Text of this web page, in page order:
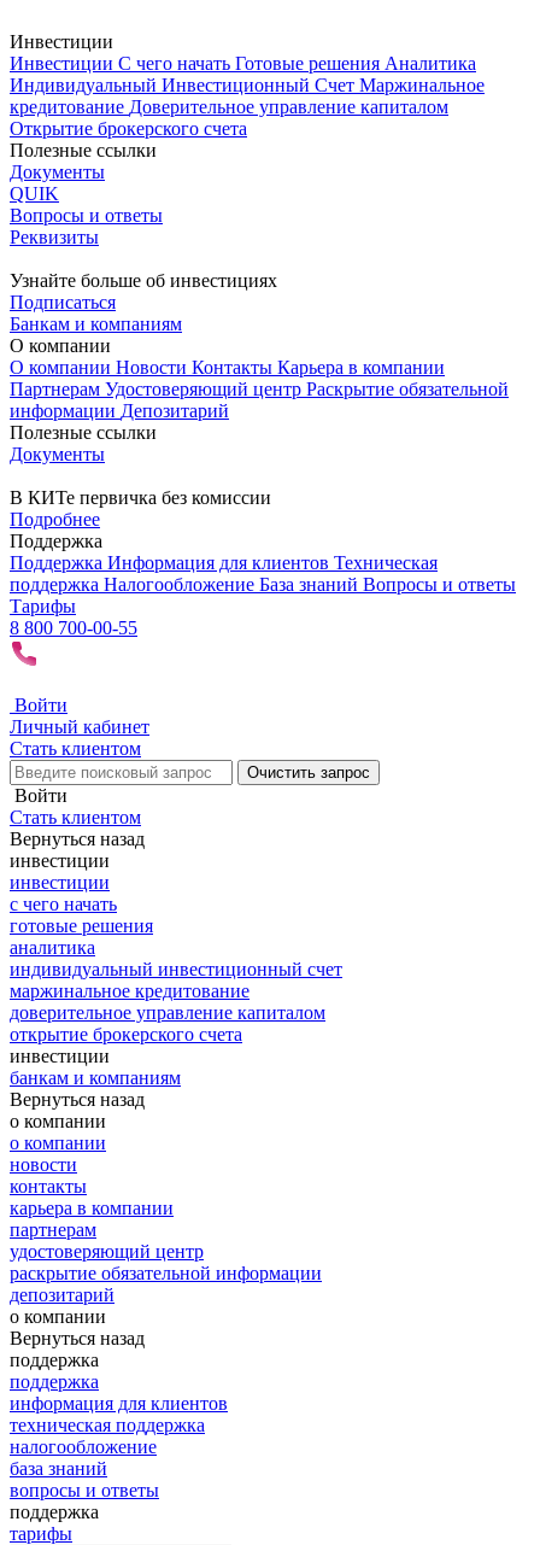
Инвестиции
Инвестиции С чего начать Готовые решения Аналитика
Индивидуальный Инвестиционный Счет Маржинальное
кредитование Доверительное управление капиталом
Открытие брокерского счета
Полезные ссылки
Документы
QUIK
Вопросы и ответы
Реквизиты
Узнайте больше об инвестициях
Подписаться
Банкам и компаниям
О компании
О компании Новости Контакты Карьера в компании
Партнерам Удостоверяющий центр Раскрытие обязательной
информации Депозитарий
Полезные ссылки
Документы
В КИТе первичка без комиссии
Подробнее
Поддержка
Поддержка Информация для клиентов Техническая
поддержка Налогообложение База знаний Вопросы и ответы
Тарифы
8 800 700-00-55
Войти
Личный кабинет
Стать клиентом
Очистить запрос
Войти
Стать клиентом
Вернуться назад
инвестиции
инвестиции
с чего начать
готовые решения
аналитика
индивидуальный инвестиционный счет
маржинальное кредитование
доверительное управление капиталом
открытие брокерского счета
инвестиции
банкам и компаниям
Вернуться назад
о компании
о компании
новости
контакты
карьера в компании
партнерам
удостоверяющий центр
раскрытие обязательной информации
депозитарий
о компании
Вернуться назад
поддержка
поддержка
информация для клиентов
техническая поддержка
налогообложение
база знаний
вопросы и ответы
поддержка
тарифы